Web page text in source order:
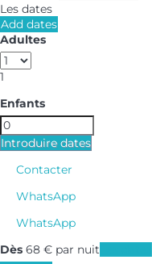
Les dates
Add dates
Adultes
1
Enfants
Introduire dates
Contacter
WhatsApp
WhatsApp
Dès 68 € par nuit